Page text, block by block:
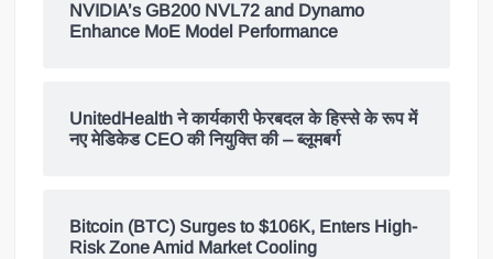
NVIDIA’s GB200 NVL72 and Dynamo
Enhance MoE Model Performance
UnitedHealth ने कार्यकारी फेरबदल के हिस्से के रूप में
नए मेडिकेड CEO की नियुक्ति की – ब्लूमबर्ग
Bitcoin (BTC) Surges to $106K, Enters High-
Risk Zone Amid Market Cooling